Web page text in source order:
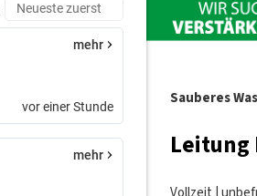
mehr
vor einer Stunde
mehr